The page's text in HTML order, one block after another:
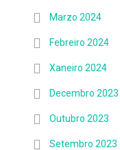
Marzo 2024
Febreiro 2024
Xaneiro 2024
Decembro 2023
Outubro 2023
Setembro 2023